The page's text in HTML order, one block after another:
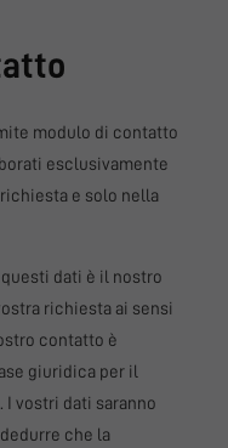
modulo di contatto
esclusivamente
e solo nella
dati è il nostro
richiesta ai sensi
contatto è
giuridica per il
I vostri dati saranno
che la